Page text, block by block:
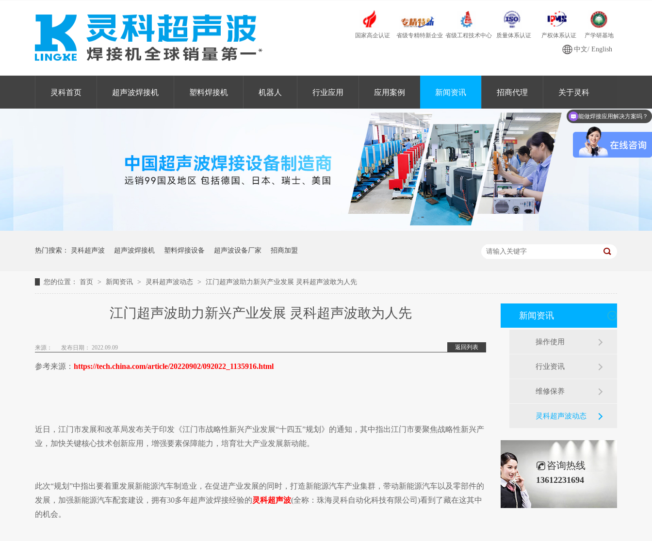
国家高企认证 省级专精特新企业 省级工程技术中心 质量体系认证 产权体系认证 产学研基地
中文/English
灵科首页 超声波焊接机 塑料焊接机 机器人 行业应用 应用案例 新闻资讯 招商代理 关于灵科
热门搜索： 灵科超声波 超声波焊接机 塑料焊接设备 超声波设备厂家 招商加盟
您的位置： 首页 > 新闻资讯 > 灵科超声波动态 > 江门超声波助力新兴产业发展 灵科超声波敢为人先
江门超声波助力新兴产业发展 灵科超声波敢为人先
返回列表
来源： 发布日期： 2022.09.09
参考来源： https://tech.china.com/article/20220902/092022_1135916.html
近日，江门市发展和改革局发布关于印发《江门市战略性新兴产业发展“十四五”规划》的通知，其中指出江门市要聚焦战略性新兴产
业，加快关键核心技术创新应用，增强要素保障能力，培育壮大产业发展新动能。
此次“规划”中指出要着重发展新能源汽车制造业，在促进产业发展的同时，打造新能源汽车产业集群，带动新能源汽车以及零部件的
发展，加强新能源汽车配套建设，拥有30多年超声波焊接经验的灵科超声波(全称：珠海灵科自动化科技有限公司)看到了藏在这其中
的机会。
新闻资讯
操作使用
行业资讯
维修保养
灵科超声波动态
咨询热线
13612231694
能做焊接应用解决方案吗？
你们产品有哪些？